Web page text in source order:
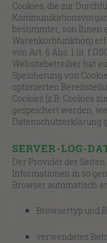
Cookies, die zur
bestimmter, von Ihnen
Warenkorbfunktion)
von Art. 6 Abs. 1 lit. f
Websitebetreiber hat
Speicherung von
optimierten
Cookies (z.B. Cookies
gespeichert werden,
Datenschutzerklärung
SERVER-LOG-
Der Provider der
Informationen in so
Browser automatisch
Browsertyp und
verwendetes